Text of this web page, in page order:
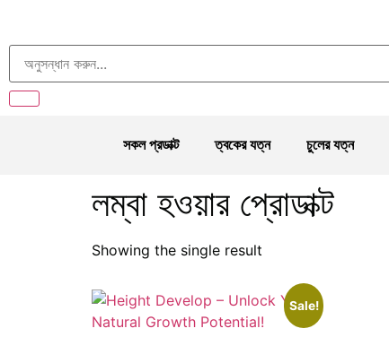
সকল প্রডাক্ট ত্বকের যত্ন চুলের যত্ন
লম্বা হওয়ার প্রোডাক্ট
Showing the single result
Sale!